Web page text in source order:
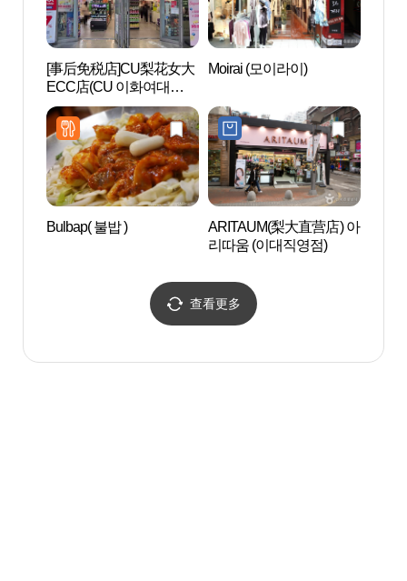
[事后免税店]CU梨花女大
ECC店(CU 이화여대
ECC점)
Moirai (모이라이)
Bulbap( 불밥 )
ARITAUM(梨大直营店) 아
리따움 (이대직영점)
查看更多